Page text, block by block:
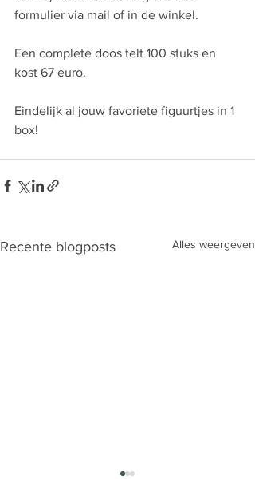
formulier via mail of in de winkel.
Een complete doos telt 100 stuks en
kost 67 euro.
Eindelijk al jouw favoriete figuurtjes in 1
box!
Recente blogposts Alles weergeven